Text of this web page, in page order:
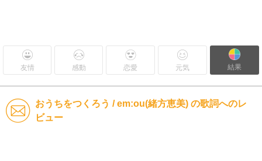
友情 感動 恋愛 元気 結果
おうちをつくろう / em:ou(緒方恵美) の歌詞へのレ
ビュー